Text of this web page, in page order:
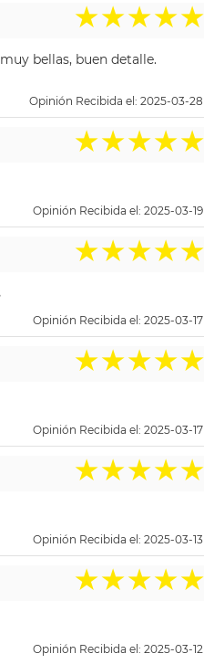
★★★★★
bellas, buen detalle.
Opinión Recibida el: 2025-03-28
★★★★★
Opinión Recibida el: 2025-03-19
★★★★★
Opinión Recibida el: 2025-03-17
★★★★★
Opinión Recibida el: 2025-03-17
★★★★★
Opinión Recibida el: 2025-03-13
★★★★★
Opinión Recibida el: 2025-03-12